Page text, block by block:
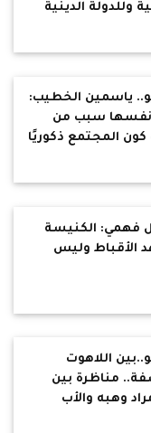
وللدولة الدينية
ياسمين الخطيب:
نفسها سبب من
المجتمع ذكوريًا
فهمي: الكنيسة
الأقباط وليس
اللاهوت
مناظرة بين
وهبه والأب